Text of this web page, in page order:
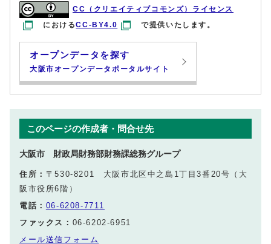
CC（クリエイティブコモンズ）ライセンス
におけるCC-BY4.0 で提供いたします。
オープンデータを探す
大阪市オープンデータポータルサイト
このページの作成者・問合せ先
大阪市 財政局財務部財務課総務グループ
住所： 〒530-8201 大阪市北区中之島1丁目3番20号（大
阪市役所6階）
電話： 06-6208-7711
ファックス： 06-6202-6951
メール送信フォーム